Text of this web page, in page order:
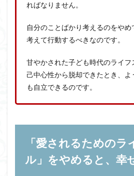
ればなりません。
自分のことばかり考えるのをや
考えて行動するべきなのです。
甘やかされた子ども時代のライフ
己中心性から脱却できたとき、よ
も自立できるのです。
「愛されるためのラ
ル」をやめると、幸